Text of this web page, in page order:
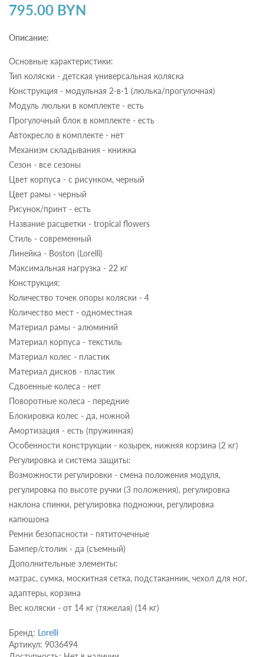
795.00 BYN
Описание:
Основные характеристики:
Тип коляски - детская универсальная коляска
Конструкция - модульная 2-в-1 (люлька/прогулочная)
Модуль люльки в комплекте - есть
Прогулочный блок в комплекте - есть
Автокресло в комплекте - нет
Механизм складывания - книжка
Сезон - все сезоны
Цвет корпуса - с рисунком, черный
Цвет рамы - черный
Рисунок/принт - есть
Название расцветки - tropical flowers
Стиль - современный
Линейка - Boston (Lorelli)
Максимальная нагрузка - 22 кг
Конструкция:
Количество точек опоры коляски - 4
Количество мест - одноместная
Материал рамы - алюминий
Материал корпуса - текстиль
Материал колес - пластик
Материал дисков - пластик
Сдвоенные колеса - нет
Поворотные колеса - передние
Блокировка колес - да, ножной
Амортизация - есть (пружинная)
Особенности конструкции - козырек, нижняя корзина (2 кг)
Регулировка и система защиты:
Возможности регулировки - смена положения модуля,
регулировка по высоте ручки (3 положения), регулировка
наклона спинки, регулировка подножки, регулировка
капюшона
Ремни безопасности - пятиточечные
Бампер/столик - да (съемный)
Дополнительные элементы:
матрас, сумка, москитная сетка, подстаканник, чехол для ног,
адаптеры, корзина
Вес коляски - от 14 кг (тяжелая) (14 кг)
Бренд: Lorelli
Артикул: 9036494